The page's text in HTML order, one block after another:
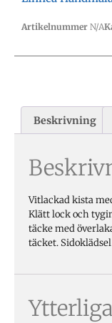
Artikelnummer N/A
Beskrivning
Vitlackad kista
Klätt lock och
täcke med
täcket.